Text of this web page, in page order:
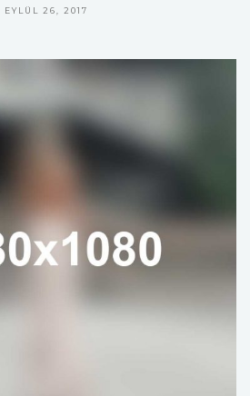
EYLÜL 26, 2017